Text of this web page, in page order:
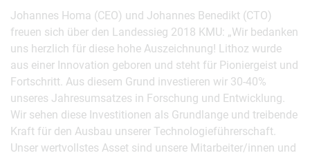
Johannes Homa (CEO) und Johannes Benedikt (CTO)
freuen sich über den Landessieg 2018 KMU: „Wir bedanken
uns herzlich für diese hohe Auszeichnung! Lithoz wurde
aus einer Innovation geboren und steht für Pioniergeist und
Fortschritt. Aus diesem Grund investieren wir 30-40%
unseres Jahresumsatzes in Forschung und Entwicklung.
Wir sehen diese Investitionen als Grundlange und treibende
Kraft für den Ausbau unserer Technologieführerschaft.
Unser wertvollstes Asset sind unsere Mitarbeiter/innen und